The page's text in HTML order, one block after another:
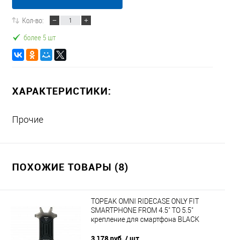
Кол-во:
более 5 шт
ХАРАКТЕРИСТИКИ:
Прочие
ПОХОЖИЕ ТОВАРЫ (8)
TOPEAK OMNI RIDECASE ONLY FIT
SMARTPHONE FROM 4.5" TO 5.5"
крепление для смартфона BLACK